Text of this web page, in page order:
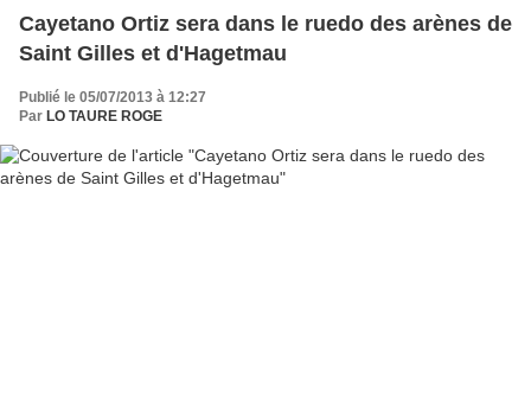
Cayetano Ortiz sera dans le ruedo des arènes de
Saint Gilles et d'Hagetmau
Publié le 05/07/2013 à 12:27
Par LO TAURE ROGE